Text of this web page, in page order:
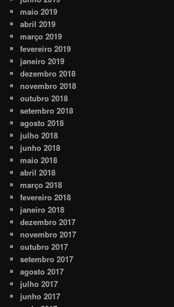
maio 2019
abril 2019
março 2019
fevereiro 2019
janeiro 2019
dezembro 2018
novembro 2018
outubro 2018
setembro 2018
agosto 2018
julho 2018
junho 2018
maio 2018
abril 2018
março 2018
fevereiro 2018
janeiro 2018
dezembro 2017
novembro 2017
outubro 2017
setembro 2017
agosto 2017
julho 2017
junho 2017